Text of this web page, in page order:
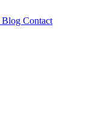
Blog Contact